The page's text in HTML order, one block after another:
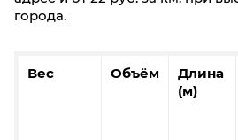
города.
Вес Объём
Длина
(м)